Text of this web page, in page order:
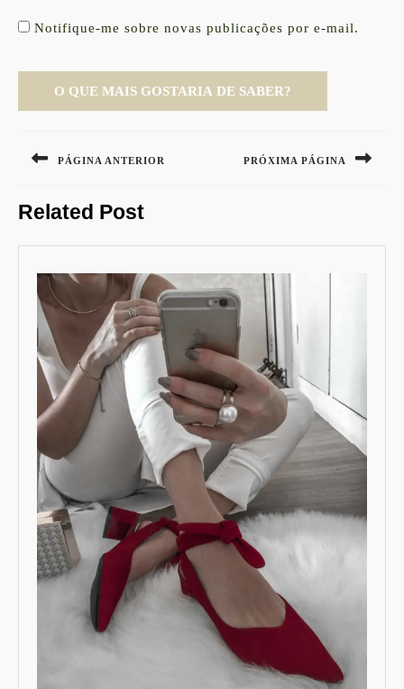
Notifique-me sobre novas publicações por e-mail.
de
PÁGINA ANTERIOR
post:
PRÓXIMA PÁGINA
Related Post